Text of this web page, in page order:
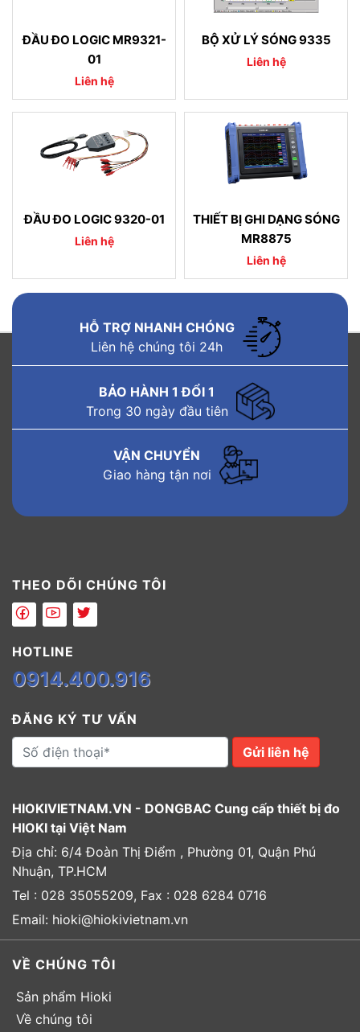
ĐẦU ĐO LOGIC MR9321-
01
Liên hệ
BỘ XỬ LÝ SÓNG 9335
Liên hệ
ĐẦU ĐO LOGIC 9320-01
Liên hệ
THIẾT BỊ GHI DẠNG SÓNG
MR8875
Liên hệ
HỖ TRỢ NHANH CHÓNG
Liên hệ chúng tôi 24h
BẢO HÀNH 1 ĐỔI 1
Trong 30 ngày đầu tiên
VẬN CHUYỂN
Giao hàng tận nơi
THEO DÕI CHÚNG TÔI
HOTLINE
0914.400.916
ĐĂNG KÝ TƯ VẤN
Gửi liên hệ
HIOKIVIETNAM.VN - DONGBAC Cung cấp thiết bị đo
HIOKI tại Việt Nam
Địa chỉ: 6/4 Đoàn Thị Điểm , Phường 01, Quận Phú
Nhuận, TP.HCM
Tel : 028 35055209, Fax : 028 6284 0716
Email: hioki@hiokivietnam.vn
VỀ CHÚNG TÔI
Sản phẩm Hioki
Về chúng tôi